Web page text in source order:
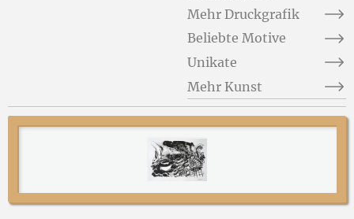
Mehr Druckgrafik
Beliebte Motive
Unikate
Mehr Kunst